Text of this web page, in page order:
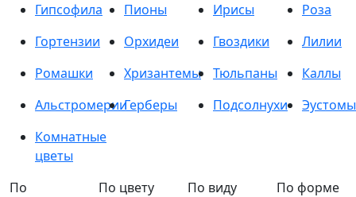
Гипсофила Пионы Ирисы
Роза
Гортензии
Орхидеи Гвоздики
Лилии
Ромашки
Хризантемы Тюльпаны
Каллы
АльстромерииГерберы Подсолнухи
Эустомы
Комнатные
цветы
По
По цвету
По виду
По форме